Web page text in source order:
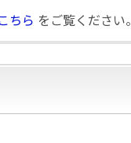
ちら をご覧ください。